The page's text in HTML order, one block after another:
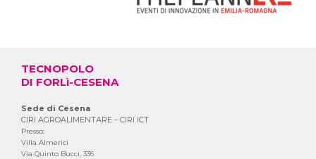
TECNOPOLO
DI FORLì-CESENA
Sede di Cesena
CIRI AGROALIMENTARE – CIRI ICT
Presso:
Villa Almerici
Via Quinto Bucci, 336